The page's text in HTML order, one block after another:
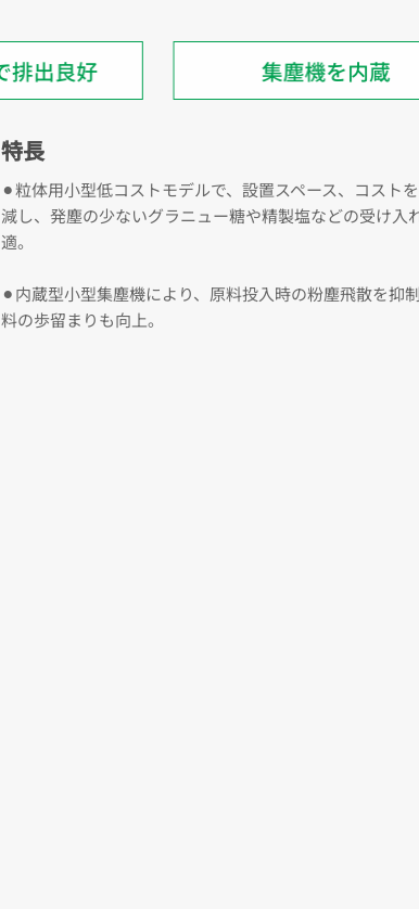
特長
⚫︎粒体用小型低コストモデルで、設置スペース、コスト
減し、発塵の少ないグラニュー糖や精製塩などの受け入
適。
⚫︎内蔵型小型集塵機により、原料投入時の粉塵飛散を抑
料の歩留まりも向上。